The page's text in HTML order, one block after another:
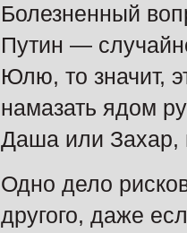
Болезненный
Путин —
Юлю, то значит,
намазать ядом
Даша или Захар,
Одно дело
другого, даже